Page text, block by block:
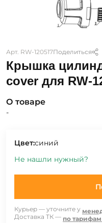
Арт. RW-120517Поделиться
Крышка
cover для RW-
О товаре
-
Цвет:синий
Не нашли нужный?
Курьер — уточните у
Доставка ТК — по